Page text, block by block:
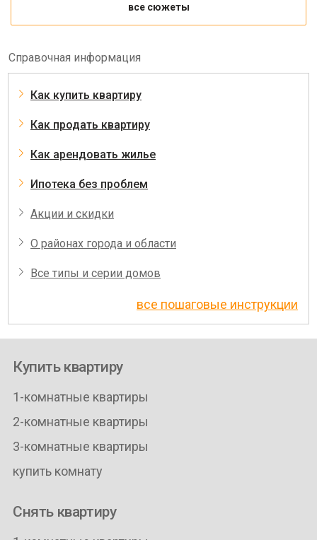
все сюжеты
Справочная информация
Как купить квартиру
Как продать квартиру
Как арендовать жилье
Ипотека без проблем
Акции и скидки
О районах города и области
Все типы и серии домов
все пошаговые инструкции
Купить квартиру
1-комнатные квартиры
2-комнатные квартиры
3-комнатные квартиры
купить комнату
Снять квартиру